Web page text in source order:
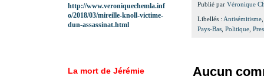
Publié par Véronique
Libellés : Antisémitisme
Pays-Bas Politique
Aucun
http://www.veroniquechemla.inf
o/2018/03/mireille-knoll-victime-
dun-assassinat.html
La mort de Jérémie